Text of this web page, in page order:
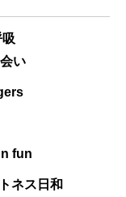
い
fun
ネス日和